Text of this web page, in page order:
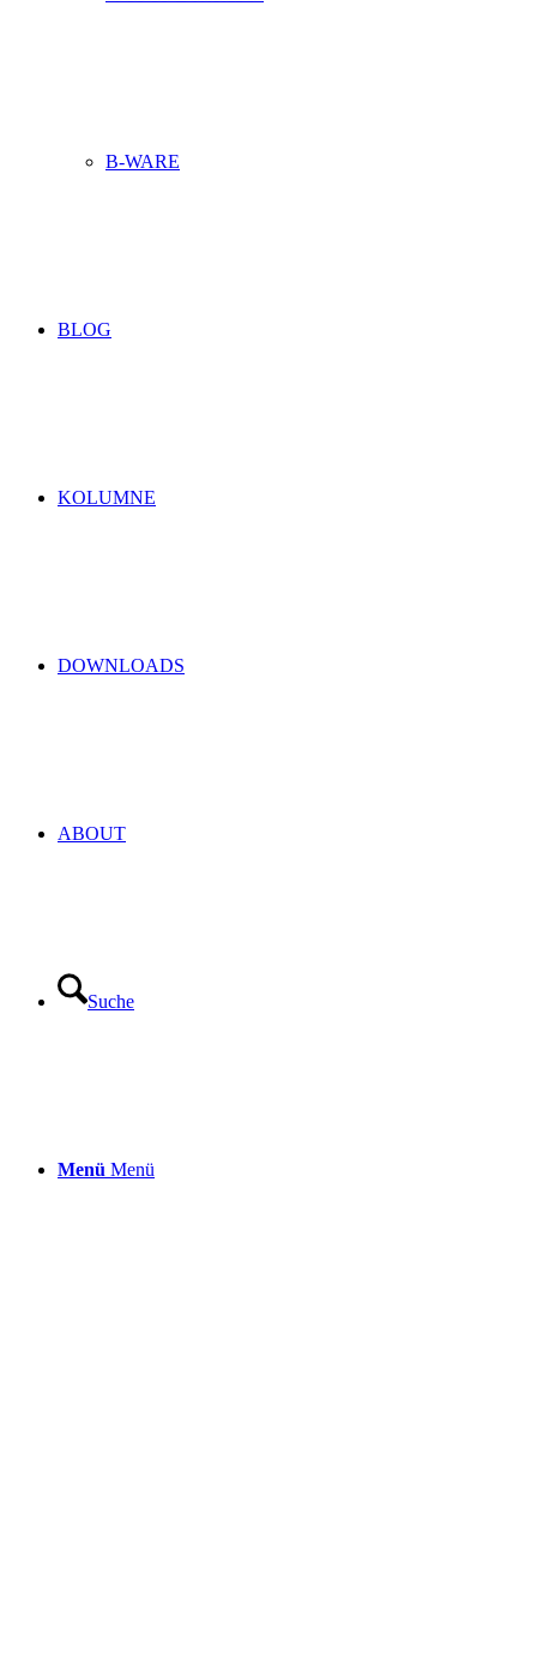
B-WARE
BLOG
KOLUMNE
DOWNLOADS
ABOUT
Suche
Menü Menü